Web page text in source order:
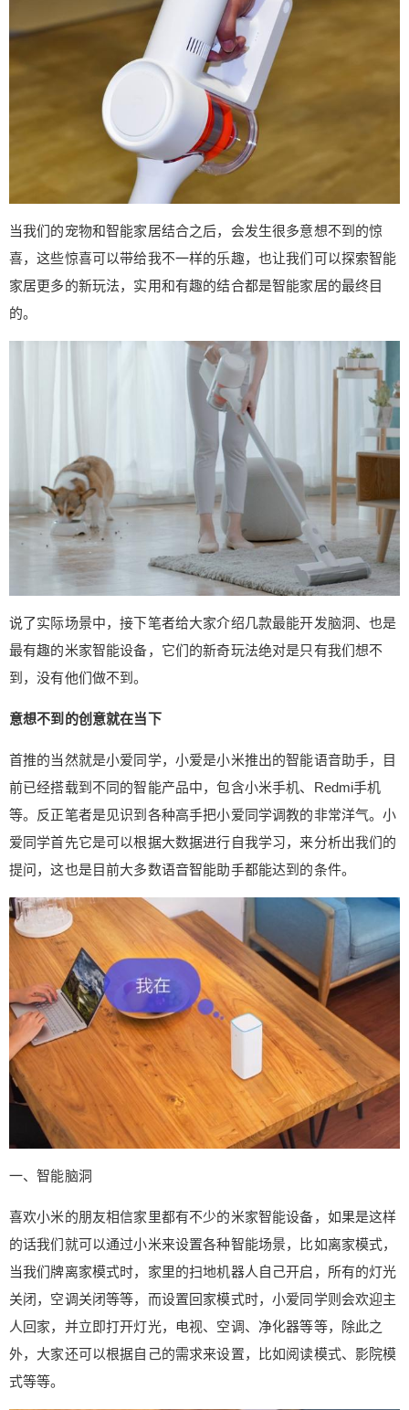
当我们的宠物和智能家居结合之后，会发生很多意想不到的惊
喜，这些惊喜可以带给我不一样的乐趣，也让我们可以探索智能
家居更多的新玩法，实用和有趣的结合都是智能家居的最终目
的。
说了实际场景中，接下笔者给大家介绍几款最能开发脑洞、也是
最有趣的米家智能设备，它们的新奇玩法绝对是只有我们想不
到，没有他们做不到。
意想不到的创意就在当下
首推的当然就是小爱同学，小爱是小米推出的智能语音助手，目
前已经搭载到不同的智能产品中，包含小米手机、Redmi手机
等。反正笔者是见识到各种高手把小爱同学调教的非常洋气。小
爱同学首先它是可以根据大数据进行自我学习，来分析出我们的
提问，这也是目前大多数语音智能助手都能达到的条件。
一、智能脑洞
喜欢小米的朋友相信家里都有不少的米家智能设备，如果是这样
的话我们就可以通过小米来设置各种智能场景，比如离家模式，
当我们牌离家模式时，家里的扫地机器人自己开启，所有的灯光
关闭，空调关闭等等，而设置回家模式时，小爱同学则会欢迎主
人回家，并立即打开灯光，电视、空调、净化器等等，除此之
外，大家还可以根据自己的需求来设置，比如阅读模式、影院模
式等等。